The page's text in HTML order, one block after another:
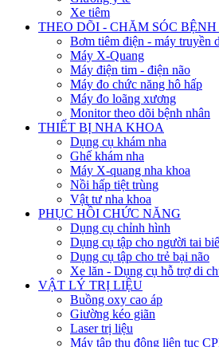
Xe tiêm
THEO DÕI - CHĂM SÓC
Bơm tiêm điện - máy truyền
Máy X-Quang
Máy điện tim - điện não
Máy đo chức năng hô hấp
Máy đo loãng xương
Monitor theo dõi bệnh nhân
THIẾT BỊ NHA KHOA
Dụng cụ khám nha
Ghế khám nha
Máy X-quang nha khoa
Nồi hấp tiệt trùng
Vật tư nha khoa
PHỤC HỒI CHỨC NĂNG
Dụng cụ chỉnh hình
Dụng cụ tập cho người tai
Dụng cụ tập cho trẻ bại não
Xe lăn - Dụng cụ hỗ trợ di
VẬT LÝ TRỊ LIỆU
Buồng oxy cao áp
Giường kéo giãn
Laser trị liệu
Máy tập thụ động liên tục